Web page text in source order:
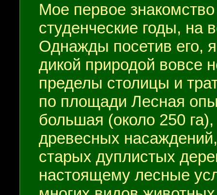
Мое первое
студенческие годы, на
Однажды посетив его,
дикой природой вовсе
пределы столицы и
по площади Лесная
большая (около 250
древесных
старых дуплистых
настоящему лесные